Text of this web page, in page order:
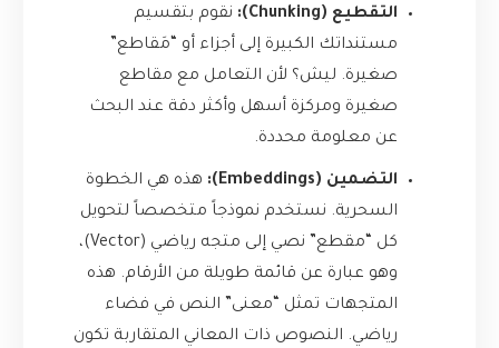
التقطيع (Chunking):
نقوم بتقسيم
مستنداتك الكبيرة إلى أجزاء أو “مَقاطع”
صغيرة. ليش؟ لأن التعامل مع مقاطع
صغيرة ومركزة أسهل وأكثر دقة عند البحث
عن معلومة محددة.
التضمين (Embeddings):
هذه هي الخطوة
السحرية. نستخدم نموذجاً متخصصاً لتحويل
كل “مقطع” نصي إلى متجه رياضي (Vector)،
وهو عبارة عن قائمة طويلة من الأرقام. هذه
المتجهات تمثل “معنى” النص في فضاء
رياضي. النصوص ذات المعاني المتقاربة تكون